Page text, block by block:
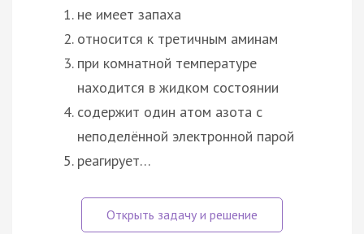
не имеет запаха
относится к третичным аминам
при комнатной температуре
находится в жидком состоянии
содержит один атом азота с
неподелённой электронной парой
реагирует…